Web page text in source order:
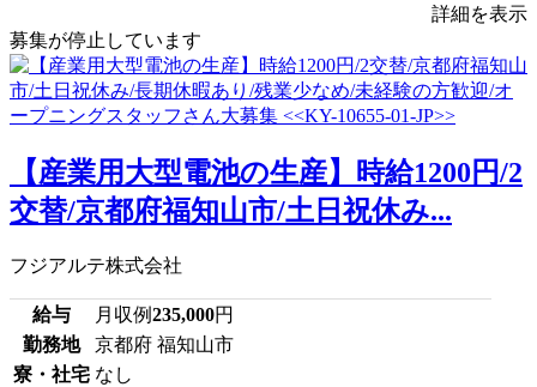
詳細を表示
募集が停止しています
【産業用大型電池の生産】時給1200円/2
交替/京都府福知山市/土日祝休み...
フジアルテ株式会社
給与 月収例235,000円
勤務地
京都府 福知山市
寮・社宅 なし